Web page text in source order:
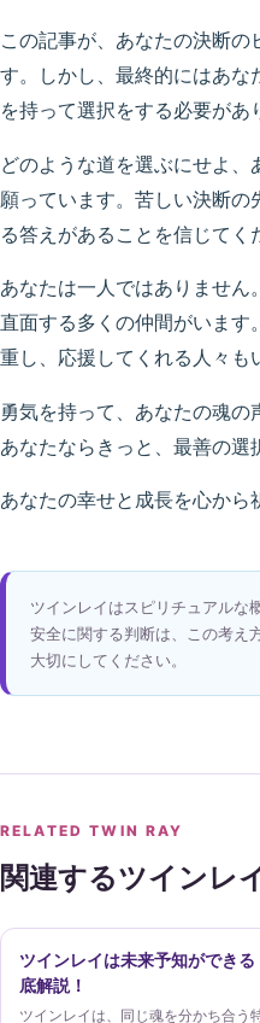
この記事が、あなたの決断
す。しかし、最終的にはあな
を持って選択をする必要があ
どのような道を選ぶにせよ、
願っています。苦しい決断の
る答えがあることを信じてく
あなたは一人ではありません
直面する多くの仲間がいます
重し、応援してくれる人々も
勇気を持って、あなたの魂の
あなたならきっと、最善の選
あなたの幸せと成長を心から
ツインレイはスピリチュアルな
安全に関する判断は、この考え
大切にしてください。
RELATED TWIN RAY
関連するツインレ
ツインレイは未来予知ができ
底解説！
ツインレイは、同じ魂を分かち合う